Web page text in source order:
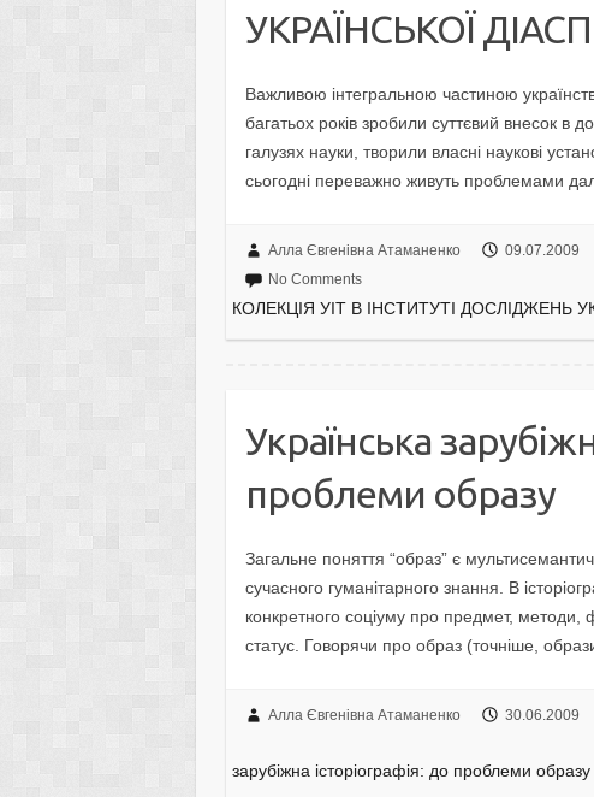
УКРАЇНСЬКОЇ
Важливою інтегральною частиною
багатьох років зробили суттєвий внесок в
галузях науки, творили власні наукові
сьогодні переважно живуть проблемами
Алла Євгенівна Атаманенко 09.07.2009
No Comments
КОЛЕКЦІЯ УІТ В ІНСТИТУТІ ДОСЛІДЖЕНЬ
Українська
проблеми образу
Загальне поняття “образ” є
сучасного гуманітарного знання. В
конкретного соціуму про предмет, методи,
статус. Говорячи про образ (точніше,
Алла Євгенівна Атаманенко 30.06.2009
зарубіжна історіографія: до проблеми образу